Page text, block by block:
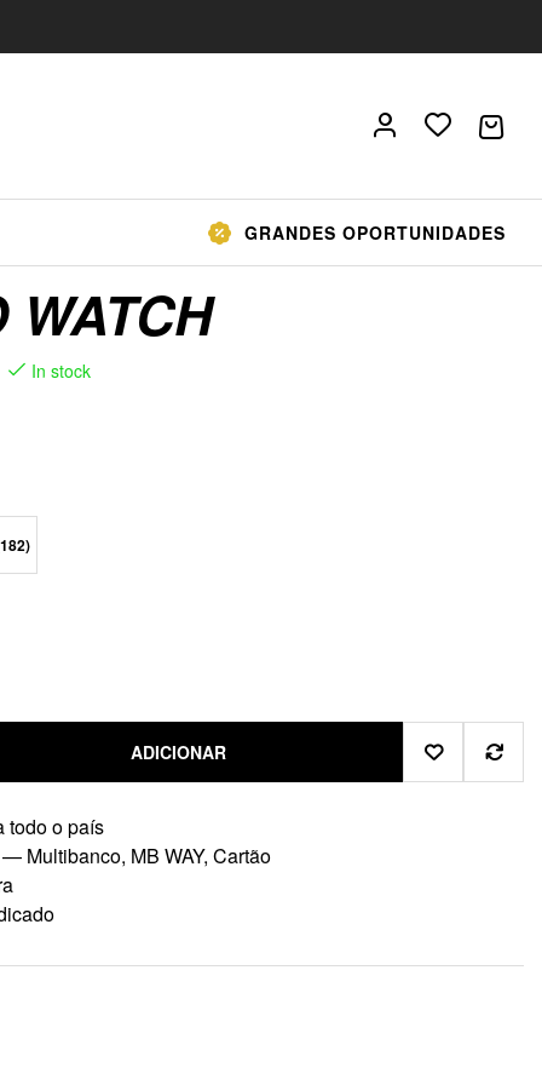
GRANDES OPORTUNIDADES
WATCH
In stock
ADICIONAR
todo o país
Multibanco, MB WAY, Cartão